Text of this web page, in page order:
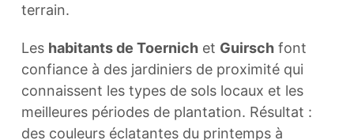
terrain.
Les habitants de Toernichet Guirschfont
confiance à des jardiniers de proximité qui
connaissent les types de sols locaux et les
meilleures périodes de plantation. Résultat :
des couleurs éclatantes du printemps à